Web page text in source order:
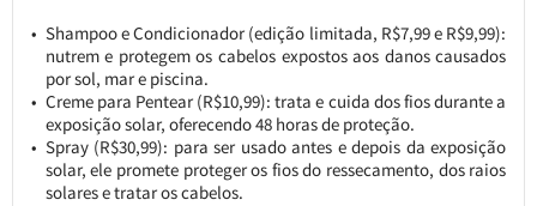
Shampoo e Condicionador (edição limitada, R$7,99 e R$9,99):
nutrem e protegem os cabelos expostos aos danos causados
por sol, mar e piscina.
Creme para Pentear (R$10,99): trata e cuida dos fios durante a
exposição solar, oferecendo 48 horas de proteção.
Spray (R$30,99): para ser usado antes e depois da exposição
solar, ele promete proteger os fios do ressecamento, dos raios
solares e tratar os cabelos.